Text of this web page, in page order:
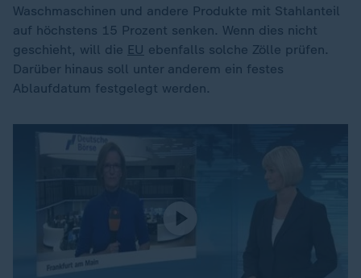
Waschmaschinen und andere Produkte mit Stahlanteil
auf höchstens 15 Prozent senken. Wenn dies nicht
geschieht, will die EU ebenfalls solche Zölle prüfen.
Darüber hinaus soll unter anderem ein festes
Ablaufdatum festgelegt werden.